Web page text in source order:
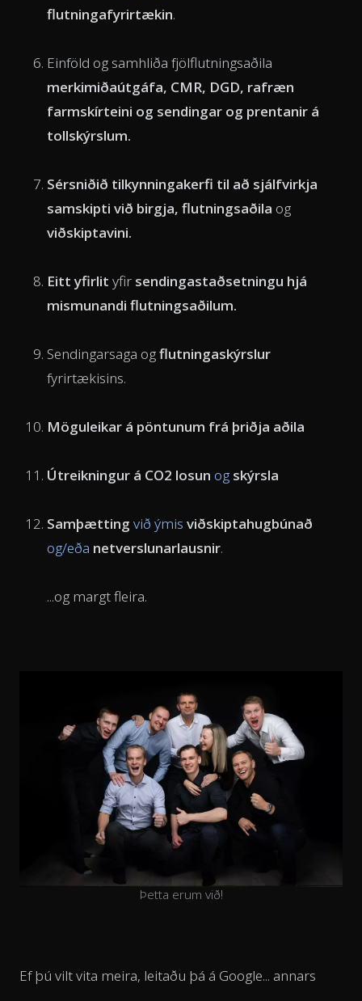
flutningafyrirtækin.
Einföld og samhliða fjölflutningsaðila
merkimiðaútgáfa, CMR, DGD, rafræn
farmskírteini og sendingar og prentanir á
tollskýrslum.
Sérsniðið tilkynningakerfi til að sjálfvirkja
samskipti við birgja, flutningsaðila og
viðskiptavini.
Eitt yfirlit yfir sendingastaðsetningu hjá
mismunandi flutningsaðilum.
Sendingarsaga ogflutningaskýrslur
fyrirtækisins.
Möguleikar á pöntunum frá þriðja aðila
Útreikningur á CO2 losun og skýrsla
Samþætting við ýmis viðskiptahugbúnað
og/eða netverslunarlausnir.
...og margt fleira.
Þetta erum við!
Ef þú vilt vita meira, leitaðu þá á Google... annars